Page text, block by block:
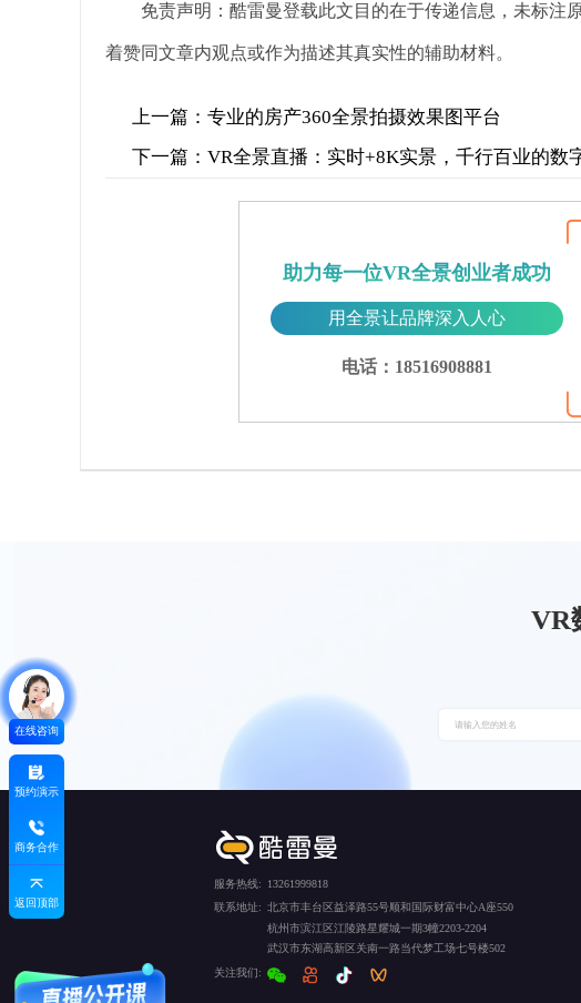
免责声明：酷雷曼登载此文目的在于传递信息，未标注
着赞同文章内观点或作为描述其真实性的辅助材料。
上一篇： 专业的房产360全景拍摄效果图平台
下一篇： VR全景直播：实时+8K实景，千行百业的数
助力每一位VR全景创业者成功
用全景让品牌深入人心
电话：18516908881
在线咨询
预约演示
商务合作
返回顶部
VR
服务热线:
13261999818
联系地址: 北京市丰台区益泽路55号顺和国际财富中心A座550
杭州市滨江区江陵路星耀城一期3幢2203-2204
武汉市东湖高新区关南一路当代梦工场七号楼502
关注我们: